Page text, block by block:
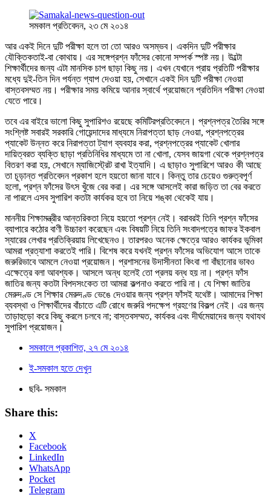
সমকাল প্রতিবেদন, ২৩ মে ২০১৪
আর একই দিনে দুটি পরীক্ষা হলে তা তো আরও অসম্ভব। একদিন দুটি পরীক্ষার
যৌক্তিকতাই-বা কোথায়। এর সঙ্গেপ্রশ্ন ফাঁসের কোনো সম্পর্ক স্পষ্ট নয়। উল্টো
শিক্ষার্থীদের জন্য এটা মানসিক চাপ ছাড়া কিছু নয়। এখন যেখানে প্রায় প্রতিটি পরীক্ষার
মধ্যে দুই-তিন দিন পর্যন্ত গ্যাপ দেওয়া হয়, সেখানে একই দিন দুটি পরীক্ষা নেওয়া
বাস্তবসম্মত নয়। পরীক্ষার সময় কমিয়ে আনার স্বার্থে প্রয়োজনে প্রতিদিন পরীক্ষা নেওয়া
যেতে পারে।
তবে এর বাইরে ভালো কিছু সুপারিশও রয়েছে কমিটিরপ্রতিবেদনে। প্রশ্নপত্র তৈরির সঙ্গে
সংশ্লিষ্ট সবারই সরকারি গোয়েন্দাদের মাধ্যমে নিরাপত্তা ছাড় নেওয়া, প্রশ্নপত্রের
প্যাকেট উন্নত করে নিরাপত্তা ট্যাগ ব্যবহার করা, প্রশ্নপত্রের প্যাকেট খোলার
দায়িত্বরত ব্যক্তি ছাড়া প্রতিনিধির মাধ্যমে তা না খোলা, যেসব জায়গা থেকে প্রশ্নপত্র
বিতরণ করা হয়, সেখানে ম্যাজিস্ট্রেট রাখা ইত্যাদি। এ ছাড়াও সুপারিশে আরও কী আছে
তা চূড়ান্ত প্রতিবেদন প্রকাশ হলে হয়তো জানা যাবে। কিন্তু তার চেয়েও গুরুত্বপূর্ণ
হলো, প্রশ্ন ফাঁসের উৎস খুঁজে বের করা। এর সঙ্গে আসলেই কারা জড়িত তা বের করতে
না পারলে এসব সুপারিশ কতটা কার্যকর হবে তা নিয়ে শঙ্কা থেকেই যায়।
মাননীয় শিক্ষামন্ত্রীর আন্তরিকতা নিয়ে হয়তো প্রশ্ন নেই। বরাবরই তিনি প্রশ্ন ফাঁসের
ব্যাপারে কঠোর বাণী উচ্চারণ করেছেন এবং বিষয়টি নিয়ে তিনি সংবাদপত্রে জাফর ইকবাল
স্যারের লেখার প্রতিক্রিয়ায় লিখেছেনও। তারপরও অনেক ক্ষেত্রে আরও কার্যকর ভূমিকা
আমরা প্রত্যাশা করতেই পারি। বিশেষ করে যখনই প্রশ্ন ফাঁসের অভিযোগ আসে তাকে
জরুরিভাবে আমলে নেওয়া প্রয়োজন। প্রশাসনের উদাসীনতা কিংবা গা বাঁছানোর ভাবও
এক্ষেত্রে বলা আবশ্যক। আসলে অন্ধ হলেই তো প্রলয় বন্ধ হয় না। প্রশ্ন ফাঁস
জাতির জন্য কতটা বিপদসংকেত তা আমরা কল্পনাও করতে পারি না। যে শিক্ষা জাতির
মেরুদণ্ড সে শিক্ষার মেরুদণ্ড ভেঙে দেওয়ার জন্য প্রশ্ন ফাঁসই যথেষ্ট। আমাদের শিক্ষা
ব্যবস্থা ও শিক্ষার্থীদের বাঁচাতে এটি রোধে জরুরি পদক্ষেপ গ্রহণের বিকল্প নেই। এর জন্য
তাড়াহুড়ো করে কিছু করলে চলবে না; বাস্তবসম্মত, কার্যকর এবং দীর্ঘমেয়াদের জন্য যথাযথ
সুপারিশ প্রয়োজন।
সমকালে প্রকাশিত, ২৭ মে ২০১৪
ই-সমকাল হতে দেখুন
ছবি- সমকাল
Share this:
X
Facebook
LinkedIn
WhatsApp
Pocket
Telegram